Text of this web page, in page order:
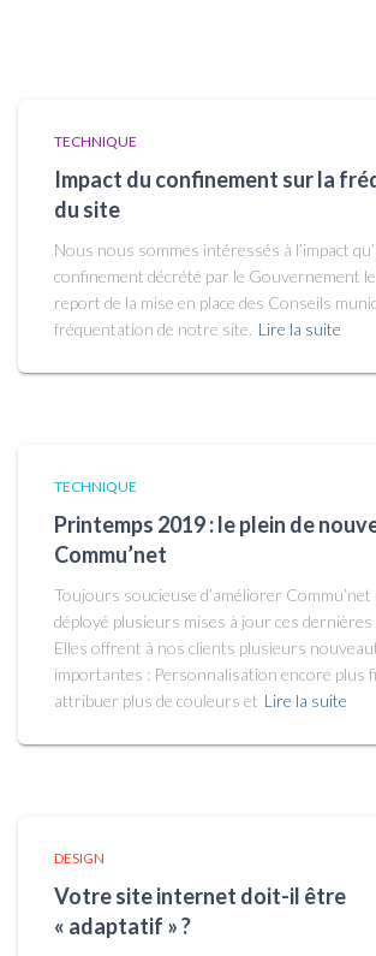
TECHNIQUE
Impact du confinement sur la
du site
Nous nous sommes intéressés à l’impact
confinement décrété par le Gouvernement
report de la mise en place des Conseils
fréquentation de notre site. Lire la suite
TECHNIQUE
Printemps 2019 : le plein de
Commu’net
Toujours soucieuse d’améliorer
déployé plusieurs mises à jour ces dernières
Elles offrent à nos clients plusieurs
importantes : Personnalisation encore plus
attribuer plus de couleurs et Lire la suite
DESIGN
Votre site internet doit-il être
« adaptatif » ?